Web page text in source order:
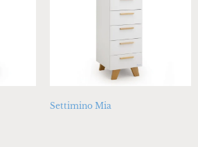
Settimino Mia